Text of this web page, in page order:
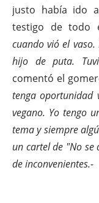
justo había ido
testigo de todo
cuando vió el
hijo de puta.
comentó el
tenga
vegano. Yo tengo
tema y siempre
un cartel de "No se
de inconvenientes.-